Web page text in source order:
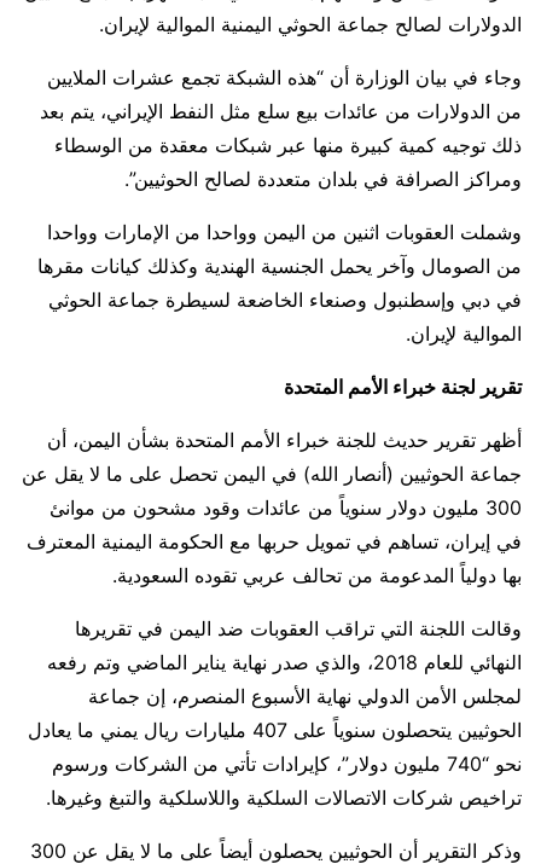
الدولارات لصالح جماعة الحوثي اليمنية الموالية لإيران.
وجاء في بيان الوزارة أن “هذه الشبكة تجمع عشرات الملايين
من الدولارات من عائدات بيع سلع مثل النفط الإيراني، يتم بعد
ذلك توجيه كمية كبيرة منها عبر شبكات معقدة من الوسطاء
ومراكز الصرافة في بلدان متعددة لصالح الحوثيين”.
وشملت العقوبات اثنين من اليمن وواحدا من الإمارات وواحدا
من الصومال وآخر يحمل الجنسية الهندية وكذلك كيانات مقرها
في دبي وإسطنبول وصنعاء الخاضعة لسيطرة جماعة الحوثي
الموالية لإيران.
تقرير لجنة خبراء الأمم المتحدة
أظهر تقرير حديث للجنة خبراء الأمم المتحدة بشأن اليمن، أن
جماعة الحوثيين (أنصار الله) في اليمن تحصل على ما لا يقل عن
300 مليون دولار سنوياً من عائدات وقود مشحون من موانئ
في إيران، تساهم في تمويل حربها مع الحكومة اليمنية المعترف
بها دولياً المدعومة من تحالف عربي تقوده السعودية.
وقالت اللجنة التي تراقب العقوبات ضد اليمن في تقريرها
النهائي للعام 2018، والذي صدر نهاية يناير الماضي وتم رفعه
لمجلس الأمن الدولي نهاية الأسبوع المنصرم، إن جماعة
الحوثيين يتحصلون سنوياً على 407 مليارات ريال يمني ما يعادل
نحو “740 مليون دولار”، كإيرادات تأتي من الشركات ورسوم
تراخيص شركات الاتصالات السلكية واللاسلكية والتبغ وغيرها.
وذكر التقرير أن الحوثيين يحصلون أيضاً على ما لا يقل عن 300